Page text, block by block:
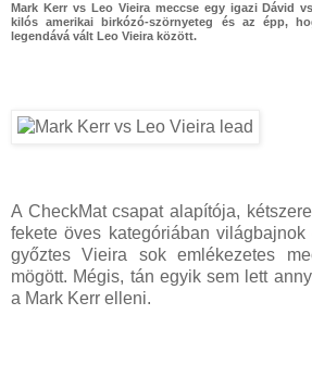
Mark Kerr vs Leo Vieira meccse egy igazi Dávid
kilós amerikai birkózó-szörnyeteg és az épp,
legendává vált Leo Vieira között.
A CheckMat csapat alapítója,
fekete öves kategóriában
győztes Vieira sok emlékezetes
mögött. Mégis, tán egyik sem lett
a Mark Kerr elleni.